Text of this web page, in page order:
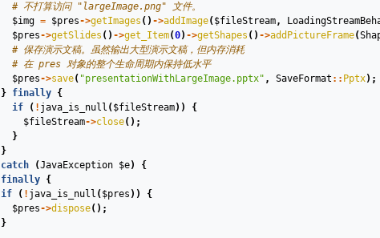
# 不打算访问 "largeImage.png" 文件。
$img = $pres->getImages () ->addImage( $fileStream,
$pres->getSlides () ->get_Item(0) ->getShapes () ->addPictureFrame(
# 保存演示文稿。虽然输出大型演示文稿，但内存消耗
# 在 pres 对象的整个生命周期内保持低水平
$pres->save( "presentationWithLargeImage.pptx" , SaveFormat :: Pptx);
}
finally
{
if
( ! java_is_null ( $fileStream))
{
$fileStream->close();
}
}
catch (JavaException $e)
{
finally
{
if
( ! java_is_null ( $pres ))
{
$pres->dispose();
}